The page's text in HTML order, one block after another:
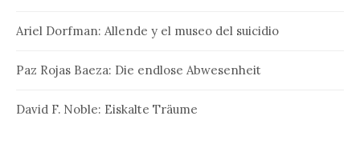
Ariel Dorfman: Allende y el museo del suicidio
Paz Rojas Baeza: Die endlose Abwesenheit
David F. Noble: Eiskalte Träume